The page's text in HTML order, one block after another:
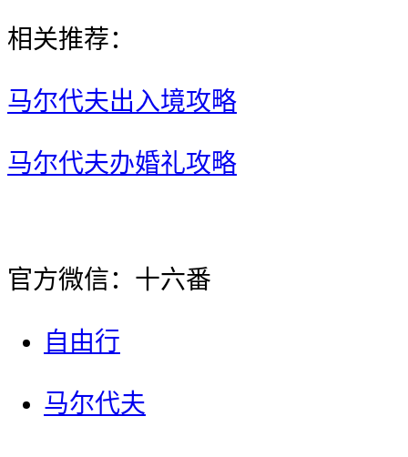
相关推荐：
马尔代夫出入境攻略
马尔代夫办婚礼攻略
官方微信：十六番
自由行
马尔代夫